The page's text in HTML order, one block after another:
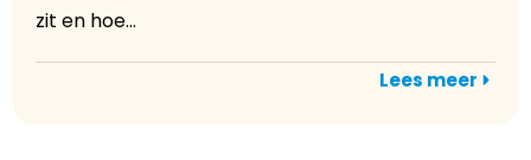
zit en hoe...
Lees meer